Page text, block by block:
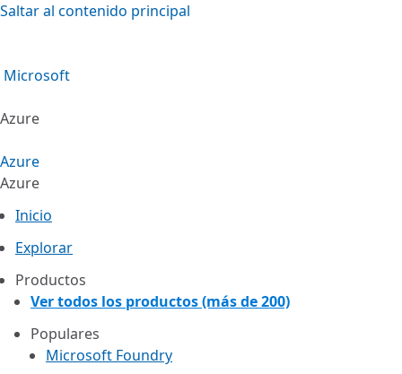
Saltar al contenido principal
Microsoft
Azure
Azure
Azure
Inicio
Explorar
Productos
Ver todos los productos (más de 200)
Populares
Microsoft Foundry